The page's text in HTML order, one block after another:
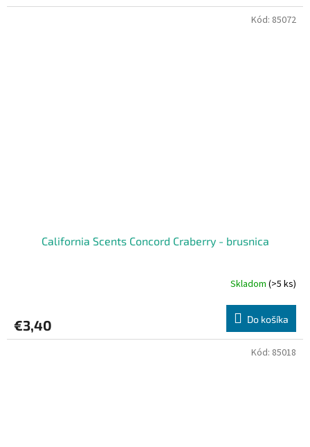
California Scents Concord Craberry - brusnica
Skladom (>5 ks)
€3,40 Do košíka
Kód: 85072
Kód: 85018